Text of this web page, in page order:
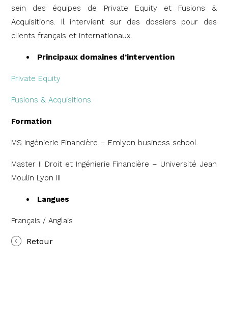
sein des équipes de Private Equity et Fusions &
Acquisitions. Il intervient sur des dossiers pour des
clients français et internationaux.
Principaux domaines d’intervention
Private Equity
Fusions & Acquisitions
Formation
MS Ingénierie Financière – Emlyon business school
Master II Droit et Ingénierie Financière – Université Jean
Moulin Lyon III
Langues
Français / Anglais
Retour